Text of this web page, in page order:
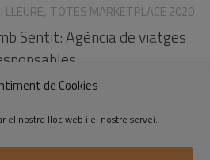
de Cookies
el nostre lloc web i el nostre servei.
LLEURE, TOTES MARKETPLACE 2020
Sentit: Agència de viatges